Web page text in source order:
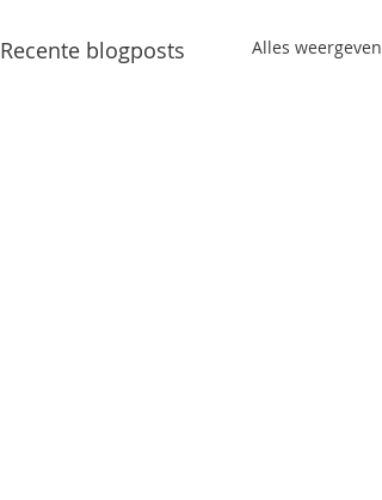
Recente blogposts Alles weergeven